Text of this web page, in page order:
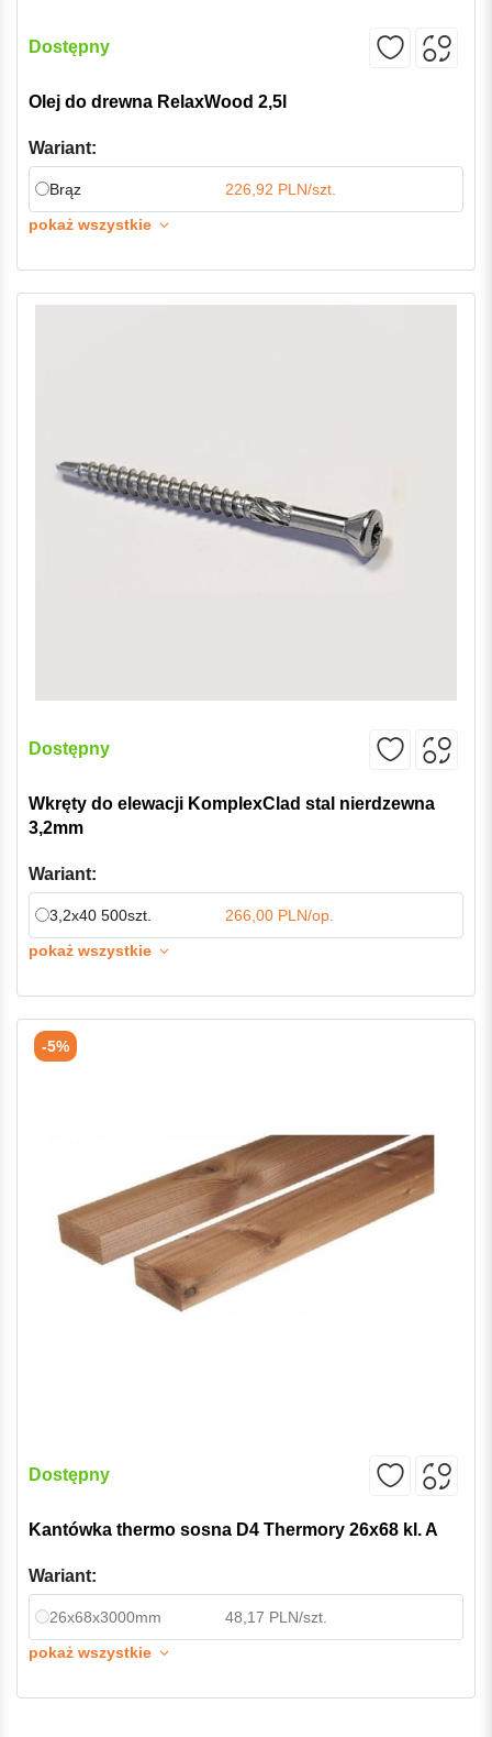
Dostępny
Olej do drewna RelaxWood 2,5l
Wariant:
Brąz
226,92 PLN/szt.
pokaż wszystkie
Dostępny
Wkręty do elewacji KomplexClad stal nierdzewna
3,2mm
Wariant:
3,2x40 500szt.
266,00 PLN/op.
pokaż wszystkie
-5%
Dostępny
Kantówka thermo sosna D4 Thermory 26x68 kl. A
Wariant:
26x68x3000mm
48,17 PLN/szt.
pokaż wszystkie